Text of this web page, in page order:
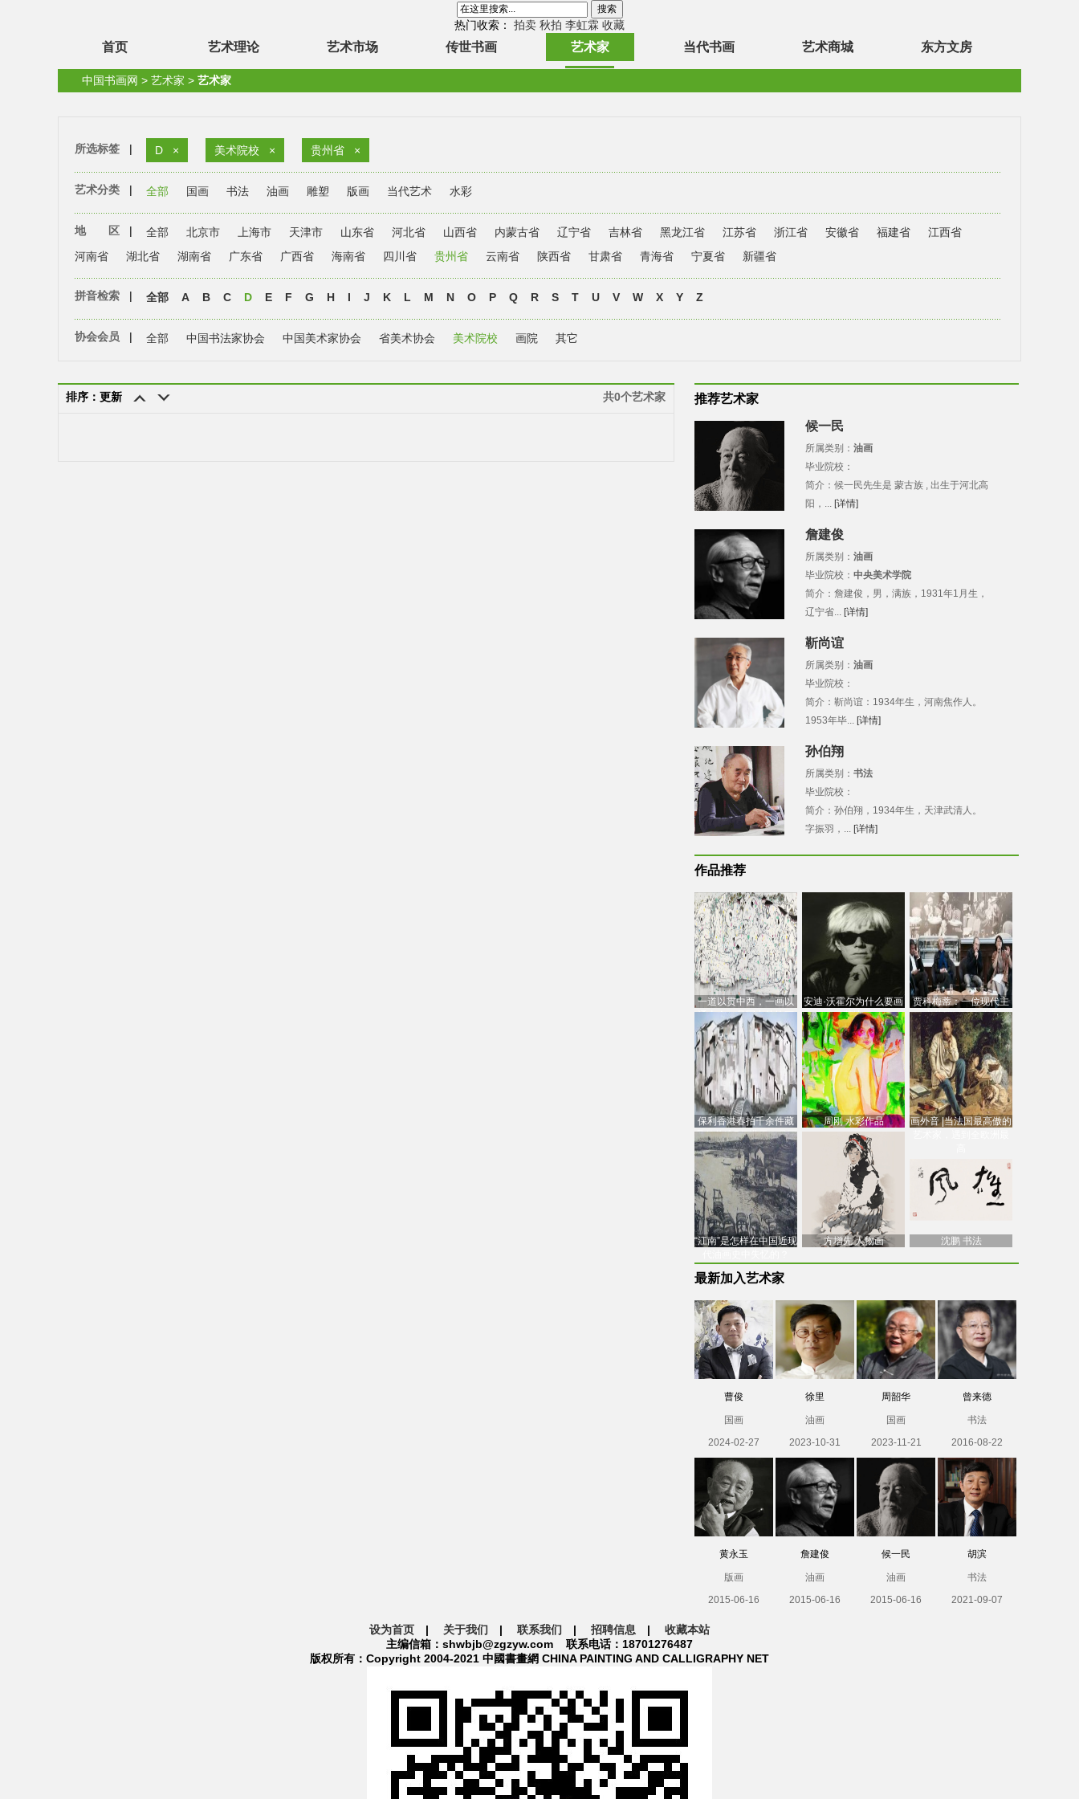
热门收索： 拍卖 秋拍 李虹霖 收藏
首页 艺术理论 艺术市场 传世书画 艺术家 当代书画 艺术商城 东方文房
中国书画网 > 艺术家 > 艺术家
所选标签 | D × 美术院校 × 贵州省 ×
艺术分类 | 全部 国画 书法 油画 雕塑 版画 当代艺术 水彩
地 区 | 全部 北京市 上海市 天津市 山东省 河北省 山西省 内蒙古省 辽宁省 吉林省 黑龙江省 江苏省 浙江省 安徽省 福建省
江西省
河南省
湖北省 湖南省 广东省 广西省 海南省 四川省 贵州省 云南省 陕西省 甘肃省 青海省 宁夏省 新疆省
拼音检索 | 全部 A B C D E F G H I J K L M N O P Q R S T U V W X Y Z
协会会员 | 全部 中国书法家协会 中国美术家协会 省美术协会 美术院校 画院 其它
排序：更新 共0个艺术家 推荐艺术家
候一民
所属类别： 油画
毕业院校：
简介：候一民先生是 蒙古族 , 出生于河北高
阳，... [详情]
詹建俊
所属类别： 油画
毕业院校： 中央美术学院
简介：詹建俊，男，满族，1931年1月生，
辽宁省... [详情]
靳尚谊
所属类别： 油画
毕业院校：
简介：靳尚谊：1934年生，河南焦作人。
1953年毕... [详情]
孙伯翔
所属类别： 书法
毕业院校：
简介：孙伯翔，1934年生，天津武清人。
字振羽，... [详情]
作品推荐
一道以贯中西，一画以
通古今：吴冠中的绘画
创
安迪·沃霍尔为什么要画
芭比
贾科梅蒂：一位现代主
义的“当代”艺术家
保利香港春拍千余件藏
品估价逾7亿港元，吴冠
中
周刚 水彩作品
画外音 |当法国最高傲的
“江南”是怎样在中国近现
方增先 人物画 沈鹏 书法
最新加入艺术家
曹俊
国画
2024-02-27
徐里
油画
2023-10-31
周韶华
国画
2023-11-21
曾来德
书法
2016-08-22
黄永玉
版画
2015-06-16
詹建俊
油画
2015-06-16
候一民
油画
2015-06-16
胡滨
书法
2021-09-07
设为首页 | 关于我们 | 联系我们 | 招聘信息 | 收藏本站
主编信箱：shwbjb@zgzyw.com 联系电话：18701276487
版权所有：Copyright 2004-2021 中國書畫網 CHINA PAINTING AND CALLIGRAPHY NET